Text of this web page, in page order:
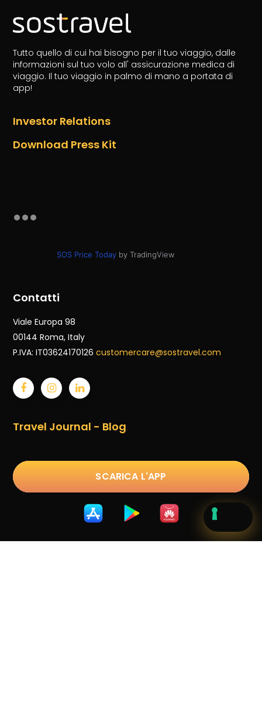
Tutto quello di cui hai bisogno per il tuo viaggio, dalle
informazioni sul tuo volo all' assicurazione medica di
viaggio. Il tuo viaggio in palmo di mano a portata di
app!
Investor Relations
Download Press Kit
SOS Price Todayby TradingView
Contatti
Viale Europa 98
00144 Roma, Italy
P.IVA: IT03624170126 customercare@sostravel.com
Travel Journal - Blog
SCARICA L'APP